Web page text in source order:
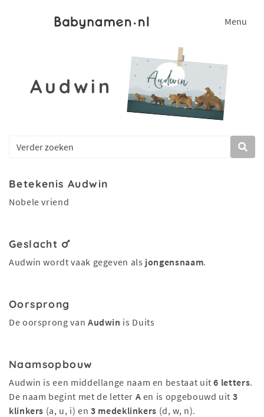
Menu
Audwin
Betekenis Audwin
Nobele vriend
Geslacht
Audwin wordt vaak gegeven als jongensnaam.
Oorsprong
De oorsprong van Audwin is Duits
Naamsopbouw
Audwin is een middellange naam en bestaat uit6 letters.
De naam begint met de letter A en is opgebouwd uit 3
klinkers (a, u, i) en3 medeklinkers (d, w, n).